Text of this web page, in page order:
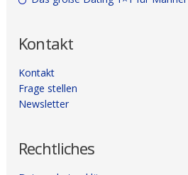
Kontakt
Kontakt
Frage stellen
Newsletter
Rechtliches